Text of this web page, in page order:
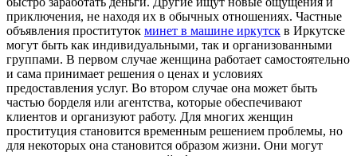
приключения, не находя их в обычных отношениях. Частные
объявления проституток минет в машине иркутск в Иркутске
могут быть как индивидуальными, так и организованными
группами. В первом случае женщина работает самостоятельно
и сама принимает решения о ценах и условиях
предоставления услуг. Во втором случае она может быть
частью борделя или агентства, которые обеспечивают
клиентов и организуют работу. Для многих женщин
проституция становится временным решением проблемы, но
для некоторых она становится образом жизни. Они могут